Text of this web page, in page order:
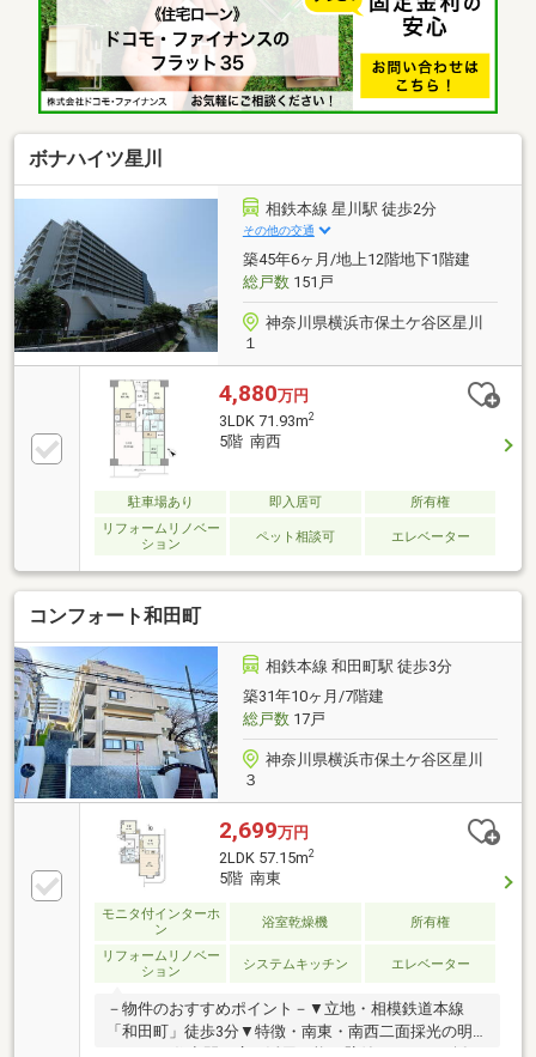
のプラン・見積もり・ご売却もご相談ください。「ス
ーモを見て」とお問い合わせいただくと、スムーズに
ご案内できます！資料請求・物件のお問い合わせは、
090-5501-6776(みずのま)までお気軽にご連絡お願いし
ます。
ボナハイツ星川
相鉄本線 星川駅 徒歩2分
その他の交通
築45年6ヶ月/地上12階地下1階建
総戸数151戸
神奈川県横浜市保土ケ谷区星川
１
4,880万円
3LDK 71.93m2
5階 南西
駐車場あり 即入居可
所有権
リフォームリノベー
ション
ペット相談可 エレベーター
コンフォート和田町
相鉄本線 和田町駅 徒歩3分
築31年10ヶ月/7階建
総戸数17戸
神奈川県横浜市保土ケ谷区星川
３
2,699万円
2LDK 57.15m2
5階 南東
モニタ付インターホ
ン
浴室乾燥機 所有権
リフォームリノベー
ション
システムキッチン エレベーター
－物件のおすすめポイント－▼立地・相模鉄道本線
「和田町」徒歩3分▼特徴・南東・南西二面採光の明